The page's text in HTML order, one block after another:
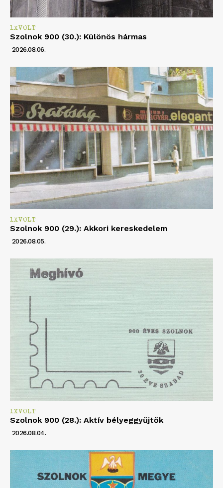
1XVOLT
Szolnok 900 (30.): Különös hármas
2026.08.06.
1XVOLT
Szolnok 900 (29.): Akkori kereskedelem
2026.08.05.
1XVOLT
Szolnok 900 (28.): Aktív bélyeggyűjtők
2026.08.04.